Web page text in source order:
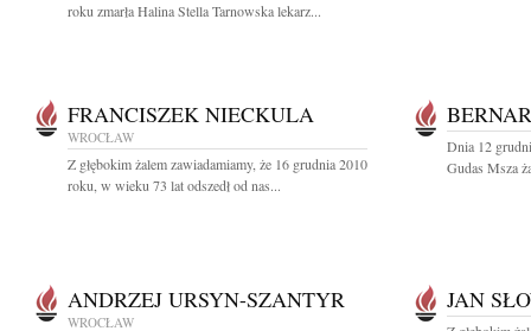
roku zmarła Halina Stella Tarnowska lekarz...
FRANCISZEK NIECKULA
WROCŁAW
Z głębokim żalem zawiadamiamy, że 16 grudnia 2010
roku, w wieku 73 lat odszedł od nas...
Dnia 12
Gudas Msza
ANDRZEJ URSYN-SZANTYR
WROCŁAW
JAN